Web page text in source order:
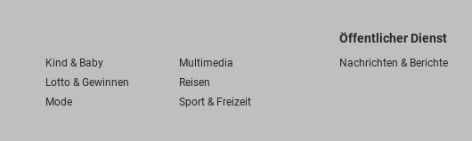
Kind & Baby
Multimedia
Lotto & Gewinnen
Reisen
Mode Sport & Freizeit
Öffentlicher Dienst
Nachrichten & Berichte